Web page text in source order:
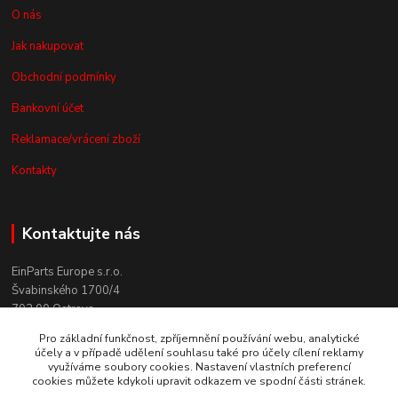
O nás
Jak nakupovat
Obchodní podmínky
Bankovní účet
Reklamace/vrácení zboží
Kontakty
Kontaktujte nás
EinParts Europe s.r.o.
Švabinského 1700/4
702 00 Ostrava
+420 558 080 004
(po. - pá. 9:00-13:00)
obchod@einparts.cz
Pro základní funkčnost, zpříjemnění používání webu, analytické
účely a v případě udělení souhlasu také pro účely cílení reklamy
využíváme soubory cookies. Nastavení vlastních preferencí
cookies můžete kdykoli upravit odkazem ve spodní části stránek.